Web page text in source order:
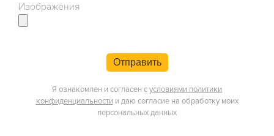
Изображения
Отправить
Я ознакомлен и согласен сусловиями политики
конфиденциальности и даю согласие на обработку моих
персональных данных